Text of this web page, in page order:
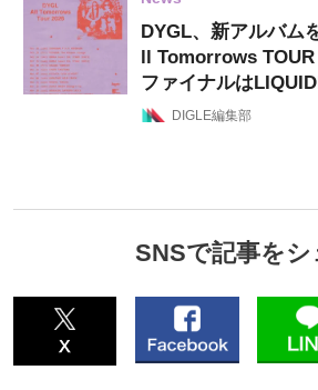
DYGL、新アルバム
ll Tomorrows TOUR
ファイナルは
DIGLE編集部
SNSで記事をシ